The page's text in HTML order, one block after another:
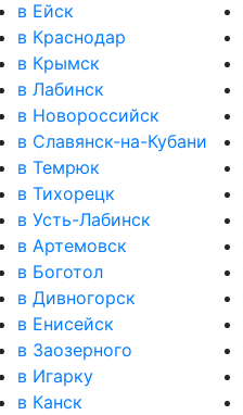
в Ейск
в Краснодар
в Крымск
в Лабинск
в Новороссийск
в Славянск-на-Кубани
в Темрюк
в Тихорецк
в Усть-Лабинск
в Артемовск
в Боготол
в Дивногорск
в Енисейск
в Заозерного
в Игарку
в Канск